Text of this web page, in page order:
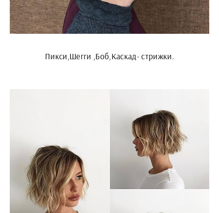
Пикси,Шегги ,Боб,Каскад- стрижки.